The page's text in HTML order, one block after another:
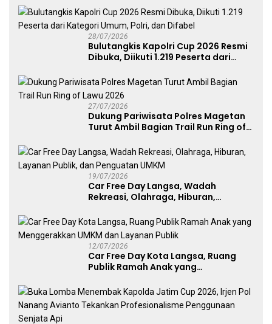
Atlet Nasional
28/07/2026
Bulutangkis Kapolri Cup 2026 Resmi
Dibuka, Diikuti 1.219 Peserta dari
27/07/2026
Dukung Pariwisata Polres Magetan
Turut Ambil Bagian Trail Run Ring of
19/07/2026
Car Free Day Langsa, Wadah
Rekreasi, Olahraga, Hiburan,
UMKM
12/07/2026
Car Free Day Kota Langsa, Ruang
Publik Ramah Anak yang
Publik